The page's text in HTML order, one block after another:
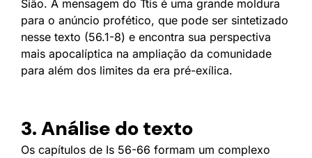
Sião. A mensagem do Ttis é uma grande moldura
para o anúncio profético, que pode ser sintetizado
nesse texto (56.1-8) e encontra sua perspectiva
mais apocalíptica na ampliação da comunidade
para além dos limites da era pré-exílica.
3. Análise do texto
Os capítulos de Is 56-66 formam um complexo